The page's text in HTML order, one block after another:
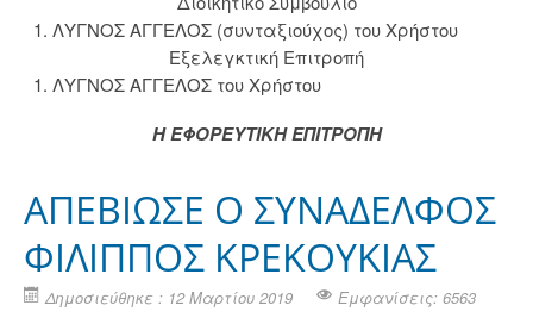
1. ΛΥΓΝΟΣ ΑΓΓΕΛΟΣ (συνταξιούχος) του Χρήστου
Εξελεγκτική Επιτροπή
1. ΛΥΓΝΟΣ ΑΓΓΕΛΟΣ του Χρήστου
Η ΕΦΟΡΕΥΤΙΚΗ ΕΠΙΤΡΟΠΗ
ΑΠΕΒΙΩΣΕ Ο ΣΥΝΑΔΕΛΦΟΣ
ΦΙΛΙΠΠΟΣ ΚΡΕΚΟΥΚΙΑΣ
Δημοσιεύθηκε : 12 Μαρτίου 2019 Εμφανίσεις: 6563